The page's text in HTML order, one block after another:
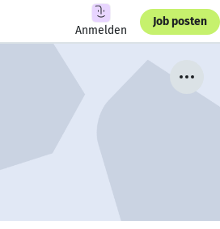
Anmelden
Job posten